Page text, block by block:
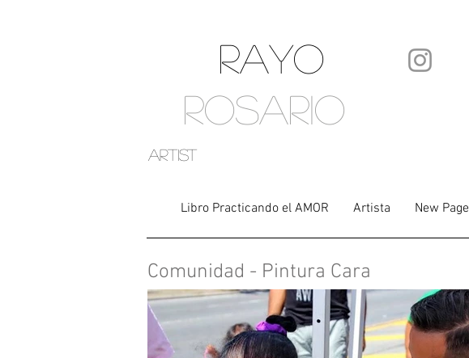
RAYO
ROSARIO
artist
Libro Practicando el AMOR Artista New Page
Comunidad - Pintura Cara